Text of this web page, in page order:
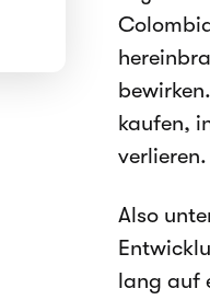
kaufen,
verlieren.
Also
lang auf